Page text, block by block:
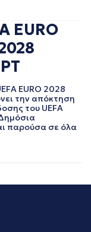
EURO
EURO 2028
την απόκτηση
του UEFA
παρούσα σε όλα